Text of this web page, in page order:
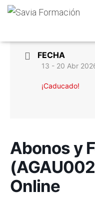
FECHA
13 - 20 Abr
¡Caducado!
Abonos y
Online